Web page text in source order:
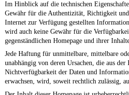
Im Hinblick auf die technischen
Gewähr für die Authentizität, Richtigkeit
Internet zur Verfügung gestellten
wird auch keine Gewähr für die
gegenständlichen Homepage und ihrer
Jede Haftung für unmittelbare, mittelbare
unabhängig von deren Ursachen, die aus der
Nichtverfügbarkeit der Daten und
erwachsen, wird, soweit rechtlich zulässig,